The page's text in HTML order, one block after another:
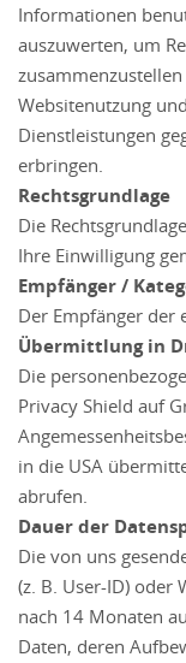
Informationen
auszuwerten, um
Websitenutzung
Dienstleistungen
erbringen.
Rechtsgrundlage
Die
Ihre Einwilligung
Empfänger /
Der Empfänger der
Übermittlung in
Die
Privacy Shield auf
in die USA
abrufen.
Dauer der
Die von uns
(z. B. User-ID) oder
nach 14 Monaten
Daten, deren